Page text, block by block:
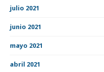
julio 2021
junio 2021
mayo 2021
abril 2021